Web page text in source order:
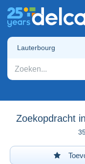
Lauterbourg
Zoekopdracht